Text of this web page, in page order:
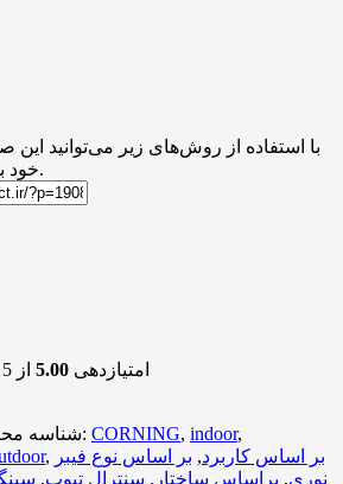
با استفاده از روش‌های زیر می‌توانید این
خود به اشتراک بگذارید.
امتیازدهی 5.00 از 5 در
شناسهدسته: CORNING, indoor,
, بر اساس کاربرد, بر اساس نوع فیبر
نوری, براساس ساختار , سنترال تیوب,